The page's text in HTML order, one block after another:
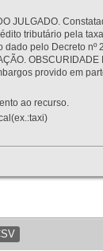
JULGADO.
tributário pela
pelo Decreto
provido em
ao recurso.